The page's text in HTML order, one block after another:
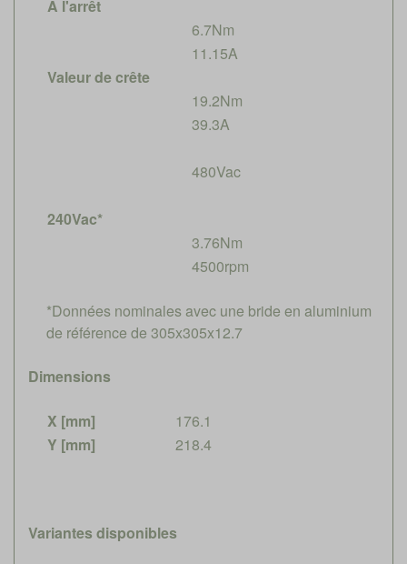
À l'arrêt
6.7Nm
11.15A
Valeur de crête
19.2Nm
39.3A
480Vac
240Vac*
3.76Nm
4500rpm
*Données nominales avec une bride en aluminium
de référence de 305x305x12.7
Dimensions
X [mm]
176.1
Y [mm]
218.4
Variantes disponibles